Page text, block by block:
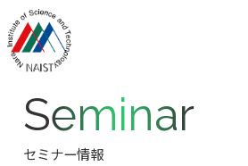
奈良先端科学技術
Seminar
セミナー情報